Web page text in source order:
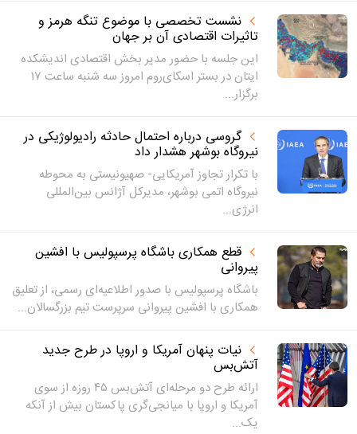
نشست تخصصی با موضوع تنگه هرمز و
تاثیرات اقتصادی آن بر جهان
این جلسه با حضور مدیر بخش اقتصادی اندیشکده
ایتان در بستر اسکای‌روم امروز سه شنبه ساعت ۱۷
برگزار...
گروسی درباره احتمال حادثه رادیولوژیکی در
نیروگاه بوشهر هشدار داد
با تکرار تجاوز آمریکایی- صهیونیستی به محوطه
نیروگاه اتمی بوشهر، مدیرکل آژانس بین‌المللی
انرژی...
قطع همکاری باشگاه پرسپولیس با افشین
پیروانی
باشگاه پرسپولیس با صدور اطلاعیه‌ای رسمی، از تعلیق
همکاری با افشین پیروانی سرپرست تیم بزرگسالان...
نیات پنهان آمریکا و اروپا در طرح جدید
آتش‌بس
ارائه طرح دو مرحله‌ای آتش‌بس ۴۵ روزه از سوی
آمریکا و اروپا با میانجی‌گری پاکستان بیش از آنکه
یک...